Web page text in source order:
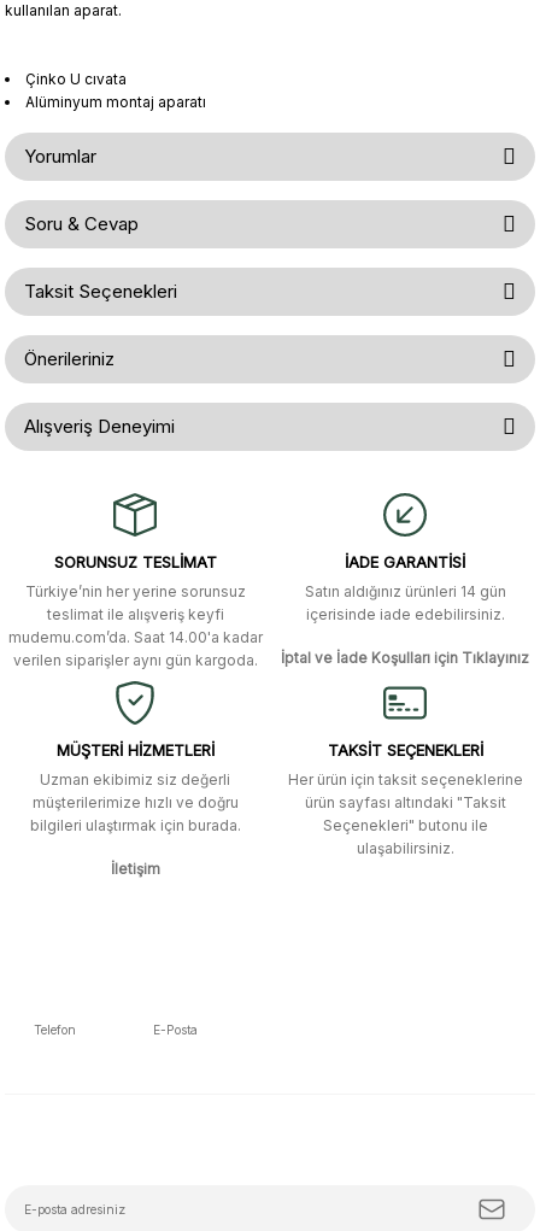
kullanılan aparat.
Çinko U cıvata
Alüminyum montaj aparatı
Yorumlar
Bu ürüne ilk yorumu siz yapın!
Yorum Yaz
Soru & Cevap
Ürün hakkında henüz soru sorulmamış.
Soru Sor
Taksit Seçenekleri
Önerileriniz
Bu ürünün fiyat bilgisi, resim, ürün açıklamalarında ve diğer konularda
yetersiz gördüğünüz noktaları öneri formunu kullanarak tarafımıza
iletebilirsiniz.
Ürün resmi kalitesiz, bozuk veya görüntülenemiyor.
Ürün bilgilerinde hatalar bulunuyor.
Ürün fiyatı diğer sitelerden daha pahalı.
Bu ürüne benzer farklı alternatifler olmalı.
Alışveriş Deneyimi
alışverişti. Ürün bir gün sonra elime
ulaştı. Mağaza yetkilileri oldukça
yanıt aldım ve çözüm buldum.
Murat Duman | 17/03/2026
Site güvenilir ve kullanışlı, fakat
kavela ve diğer ahşap aksesuarları
menü seçeneklerinde bulunmuyor,
spesifik olarak "kavela" terimini
aratarak bulunabilir.
M... K... | 12/12/2025
Ben bu kadar hızlı bir teslimat
Ben bu kadar hızlı bir teslimat
SORUNSUZ TESLİMAT
Türkiye’nin her yerine sorunsuz
teslimat ile alışveriş keyfi
mudemu.com’da. Saat 14.00'a kadar
verilen siparişler aynı gün kargoda.
İADE GARANTİSİ
Satın aldığınız ürünleri 14 gün
içerisinde iade edebilirsiniz.
İptal ve İade Koşulları için Tıklayınız
MÜŞTERİ HİZMETLERİ
Uzman ekibimiz siz değerli
müşterilerimize hızlı ve doğru
bilgileri ulaştırmak için burada.
İletişim
TAKSİT SEÇENEKLERİ
Her ürün için taksit seçeneklerine
ürün sayfası altındaki "Taksit
Seçenekleri" butonu ile
ulaşabilirsiniz.
Telefon E-Posta